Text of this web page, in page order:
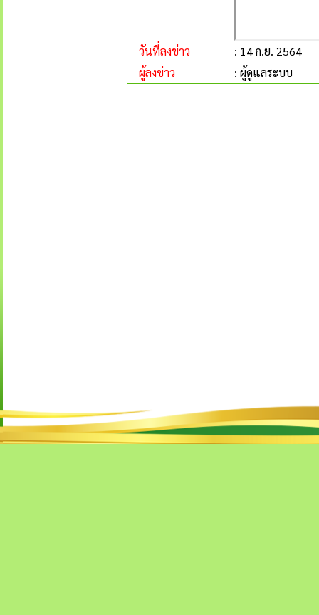
วันที่ลงข่าว
: 14 ก.ย. 2564
ผู้ลงข่าว
: ผู้ดูแลระบบ